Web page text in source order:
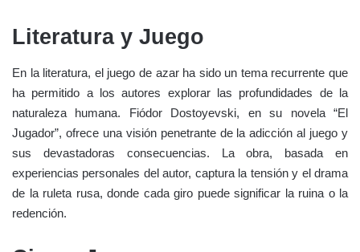
Literatura y Juego
En la literatura, el juego de azar ha sido un tema recurrente que
ha permitido a los autores explorar las profundidades de la
naturaleza humana. Fiódor Dostoyevski, en su novela “El
Jugador”, ofrece una visión penetrante de la adicción al juego y
sus devastadoras consecuencias. La obra, basada en
experiencias personales del autor, captura la tensión y el drama
de la ruleta rusa, donde cada giro puede significar la ruina o la
redención.